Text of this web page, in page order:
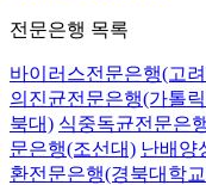
전문은행 목록
바이러스전문은행(고
의진균전문은행(가톨
북대) 식중독균전문은
문은행(조선대) 난배양
환전문은행(경북대학